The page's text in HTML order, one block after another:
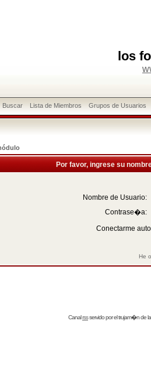
los
Buscar Lista de Miembros Grupos de Usuarios
Por favor, ingrese su
Nombre de Usuario:
Contrase�a:
Conectarme
He
Canalrssservido por eltrujam�nde